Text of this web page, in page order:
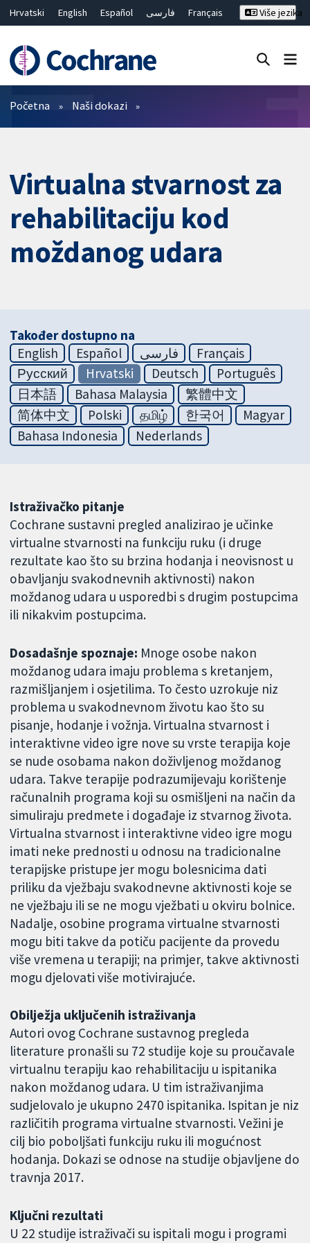
Hrvatski English Español فارسی
Français
繁體中文
简体中文
Više jezika
Prečistači
Početna Naši dokazi
Virtualna stvarnost za
rehabilitaciju kod
moždanog udara
Također dostupno na
English
Español فارسی
Français
Русский
Hrvatski Deutsch
Português
日本語
Bahasa Malaysia
繁體中文
简体中文
Polski தமிழ் 한국어
Magyar
Bahasa Indonesia
Nederlands
Istraživačko pitanje
Cochrane sustavni pregled analizirao je učinke
virtualne stvarnosti na funkciju ruku (i druge
rezultate kao što su brzina hodanja i neovisnost u
obavljanju svakodnevnih aktivnosti) nakon
moždanog udara u usporedbi s drugim postupcima
ili nikakvim postupcima.
Dosadašnje spoznaje: Mnoge osobe nakon
moždanog udara imaju problema s kretanjem,
razmišljanjem i osjetilima. To često uzrokuje niz
problema u svakodnevnom životu kao što su
pisanje, hodanje i vožnja. Virtualna stvarnost i
interaktivne video igre nove su vrste terapija koje
se nude osobama nakon doživljenog moždanog
udara. Takve terapije podrazumijevaju korištenje
računalnih programa koji su osmišljeni na način da
simuliraju predmete i događaje iz stvarnog života.
Virtualna stvarnost i interaktivne video igre mogu
imati neke prednosti u odnosu na tradicionalne
terapijske pristupe jer mogu bolesnicima dati
priliku da vježbaju svakodnevne aktivnosti koje se
ne vježbaju ili se ne mogu vježbati u okviru bolnice.
Nadalje, osobine programa virtualne stvarnosti
mogu biti takve da potiču pacijente da provedu
više vremena u terapiji; na primjer, takve aktivnosti
mogu djelovati više motivirajuće.
Obilježja uključenih istraživanja
Autori ovog Cochrane sustavnog pregleda
literature pronašli su 72 studije koje su proučavale
virtualnu terapiju kao rehabilitaciju u ispitanika
nakon moždanog udara. U tim istraživanjima
sudjelovalo je ukupno 2470 ispitanika. Ispitan je niz
različitih programa virtualne stvarnosti. Vežini je
cilj bio poboljšati funkciju ruku ili mogućnost
hodanja. Dokazi se odnose na studije objavljene do
travnja 2017.
Ključni rezultati
U 22 studije istraživači su ispitali mogu i programi